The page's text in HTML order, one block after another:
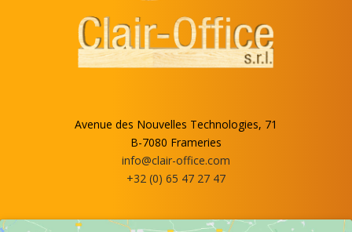
Avenue des Nouvelles Technologies, 71
B-7080 Frameries
info@clair-office.com
+32 (0) 65 47 27 47